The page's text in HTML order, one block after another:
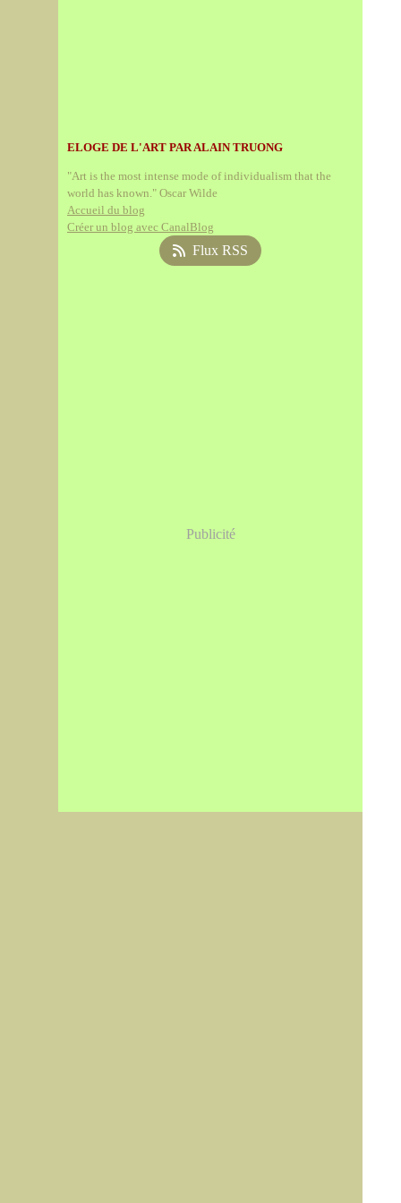
ELOGE DE L'ART PAR ALAIN TRUONG
"Art is the most intense mode of individualism that the
world has known." Oscar Wilde
Accueil du blog
Créer un blog avec CanalBlog
Flux RSS
Publicité